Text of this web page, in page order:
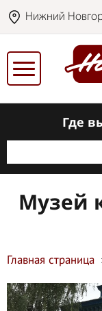
Нижний
Где
Музей
Главная страница